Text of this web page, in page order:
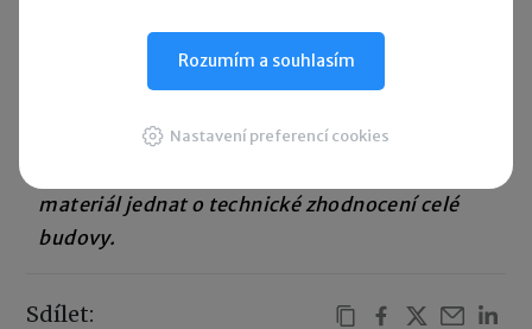
nedochází ke změně rozměrů ani ke změně
v počtu vrstev skel, půjde o opravu. Pokud však
nebo k výměně jednovrstvých oken za
materiál jednat o technické zhodnocení celé
budovy.
Sdílet:
Rozumím a souhlasím
Nastavení preferencí cookies